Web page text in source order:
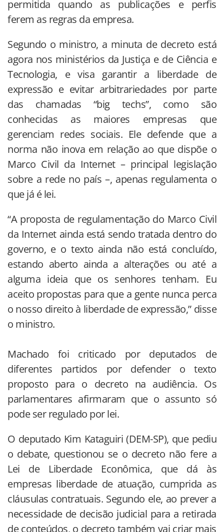
permitida quando as publicações e perfis
ferem as regras da empresa.
Segundo o ministro, a minuta de decreto está
agora nos ministérios da Justiça e de Ciência e
Tecnologia, e visa garantir a liberdade de
expressão e evitar arbitrariedades por parte
das chamadas “big techs”, como são
conhecidas as maiores empresas que
gerenciam redes sociais. Ele defende que a
norma não inova em relação ao que dispõe o
Marco Civil da Internet – principal legislação
sobre a rede no país –, apenas regulamenta o
que já é lei.
“A proposta de regulamentação do Marco Civil
da Internet ainda está sendo tratada dentro do
governo, e o texto ainda não está concluído,
estando aberto ainda a alterações ou até a
alguma ideia que os senhores tenham. Eu
aceito propostas para que a gente nunca perca
o nosso direito à liberdade de expressão,” disse
o ministro.
Machado foi criticado por deputados de
diferentes partidos por defender o texto
proposto para o decreto na audiência. Os
parlamentares afirmaram que o assunto só
pode ser regulado por lei.
O deputado Kim Kataguiri (DEM-SP), que pediu
o debate, questionou se o decreto não fere a
Lei de Liberdade Econômica, que dá às
empresas liberdade de atuação, cumprida as
cláusulas contratuais. Segundo ele, ao prever a
necessidade de decisão judicial para a retirada
de conteúdos, o decreto também vai criar mais